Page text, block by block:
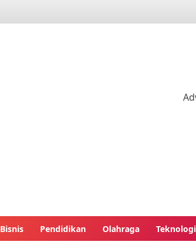
Bisnis Pendidikan Olahraga Teknologi